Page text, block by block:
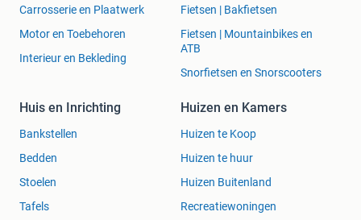
Carrosserie en Plaatwerk
Motor en Toebehoren
Interieur en Bekleding
Fietsen | Bakfietsen
Fietsen | Mountainbikes en
ATB
Snorfietsen en Snorscooters
Huis en Inrichting
Bankstellen
Bedden
Stoelen
Tafels
Huizen en Kamers
Huizen te Koop
Huizen te huur
Huizen Buitenland
Recreatiewoningen